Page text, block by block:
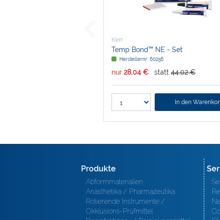
Kerr
Temp Bond™ NE - Set
Herstellernr: 60256
nur 28,04 € statt 44,02 €
In den
Produkte
Abformmaterialien
Anästhetika / Pharmazeutika
Rotierende Instrumente /
Okklusions-Prüfmittel